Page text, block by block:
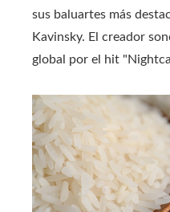
sus baluartes más
Kavinsky. El creador
global por el hit